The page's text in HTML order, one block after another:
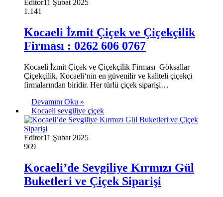
Editor11 Şubat 2025
1.141
Kocaeli İzmit Çiçek ve Çiçekçilik
Firması : 0262 606 0767
Kocaeli İzmit Çiçek ve Çiçekçilik Firması Göksallar
Çiçekçilik, Kocaeli‘nin en güvenilir ve kaliteli çiçekçi
firmalarından biridir. Her türlü çiçek siparişi…
Devamını Oku »
Kocaeli sevgiliye çiçek
Editor11 Şubat 2025
969
Kocaeli’de Sevgiliye Kırmızı Gül
Buketleri ve Çiçek Siparişi